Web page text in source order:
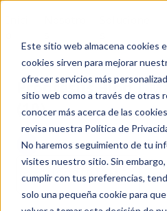
Este sitio web almacena cookies
cookies sirven para mejorar
ofrecer servicios más
sitio web como a través de otras
conocer más acerca de las
revisa nuestra Política de
No haremos seguimiento de tu
visites nuestro sitio. Sin
cumplir con tus preferencias,
solo una pequeña cookie para
Progresus Blog |
(10)
BLOG PROGRESUS /
SUSCRÍBIRME +1